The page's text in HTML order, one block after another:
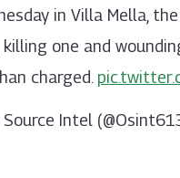
in Villa Mella,
killing one and
charged.
Intel